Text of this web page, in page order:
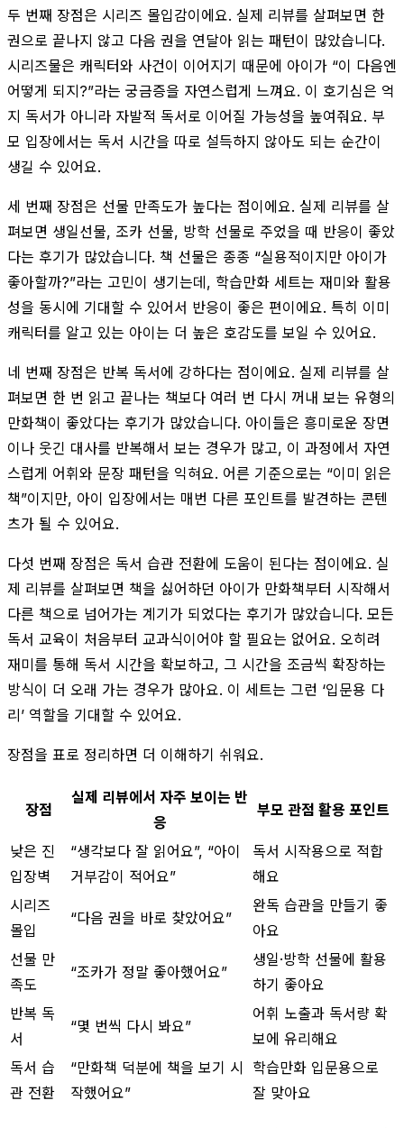
두 번째 장점은 시리즈 몰입감이에요. 실제 리뷰를 살펴보면 한
권으로 끝나지 않고 다음 권을 연달아 읽는 패턴이 많았습니다.
시리즈물은 캐릭터와 사건이 이어지기 때문에 아이가 “이 다음엔
어떻게 되지?”라는 궁금증을 자연스럽게 느껴요. 이 호기심은 억
지 독서가 아니라 자발적 독서로 이어질 가능성을 높여줘요. 부
모 입장에서는 독서 시간을 따로 설득하지 않아도 되는 순간이
생길 수 있어요.
세 번째 장점은 선물 만족도가 높다는 점이에요. 실제 리뷰를 살
펴보면 생일선물, 조카 선물, 방학 선물로 주었을 때 반응이 좋았
다는 후기가 많았습니다. 책 선물은 종종 “실용적이지만 아이가
좋아할까?”라는 고민이 생기는데, 학습만화 세트는 재미와 활용
성을 동시에 기대할 수 있어서 반응이 좋은 편이에요. 특히 이미
캐릭터를 알고 있는 아이는 더 높은 호감도를 보일 수 있어요.
네 번째 장점은 반복 독서에 강하다는 점이에요. 실제 리뷰를 살
펴보면 한 번 읽고 끝나는 책보다 여러 번 다시 꺼내 보는 유형의
만화책이 좋았다는 후기가 많았습니다. 아이들은 흥미로운 장면
이나 웃긴 대사를 반복해서 보는 경우가 많고, 이 과정에서 자연
스럽게 어휘와 문장 패턴을 익혀요. 어른 기준으로는 “이미 읽은
책”이지만, 아이 입장에서는 매번 다른 포인트를 발견하는 콘텐
츠가 될 수 있어요.
다섯 번째 장점은 독서 습관 전환에 도움이 된다는 점이에요. 실
제 리뷰를 살펴보면 책을 싫어하던 아이가 만화책부터 시작해서
다른 책으로 넘어가는 계기가 되었다는 후기가 많았습니다. 모든
독서 교육이 처음부터 교과식이어야 할 필요는 없어요. 오히려
재미를 통해 독서 시간을 확보하고, 그 시간을 조금씩 확장하는
방식이 더 오래 가는 경우가 많아요. 이 세트는 그런 ‘입문용 다
리’ 역할을 기대할 수 있어요.
장점을 표로 정리하면 더 이해하기 쉬워요.
장점
실제 리뷰에서 자주 보이는 반
응
부모 관점 활용 포인트
낮은 진
입장벽
“생각보다 잘 읽어요”, “아이
거부감이 적어요”
독서 시작용으로 적합
해요
시리즈
몰입
“다음 권을 바로 찾았어요”
완독 습관을 만들기 좋
아요
선물 만
족도
“조카가 정말 좋아했어요”
생일·방학 선물에 활용
하기 좋아요
반복 독
서
“몇 번씩 다시 봐요”
어휘 노출과 독서량 확
보에 유리해요
독서 습
관 전환
“만화책 덕분에 책을 보기 시
작했어요”
학습만화 입문용으로
잘 맞아요